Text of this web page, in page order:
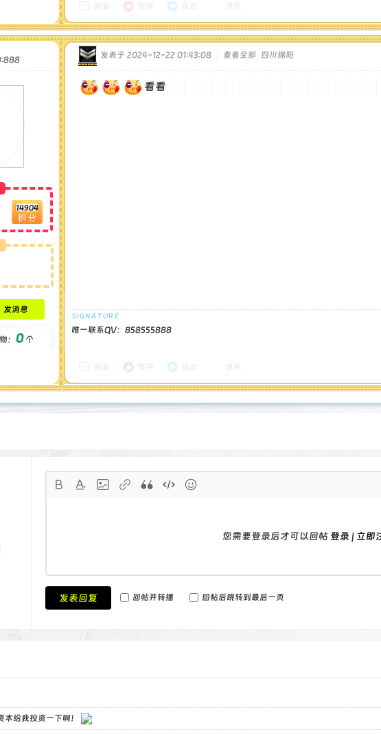
14904
发消息
： 0个
发表于 2024-12-22 01:43:08 查看全部 四川绵阳
看看
唯一联系QV：858555888
您需要登录后才可以回帖 登录 | 立即
发表回复 回帖并转播 回帖后跳转到最后一页
本给我投资一下啊！